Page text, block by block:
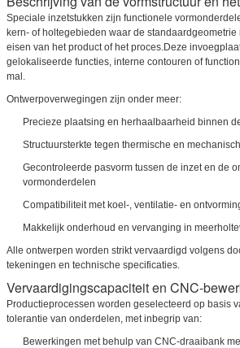
Speciale inzetstukken zijn functionele
kern- of holtegebieden waar de
eisen van het product of het proces.Deze
gelokaliseerde functies, interne contouren of
mal.
Ontwerpoverwegingen zijn onder meer:
Precieze plaatsing en herhaalbaarheid binnen
Structuursterkte tegen thermische en
Gecontroleerde pasvorm tussen de inzet en de
vormonderdelen
Compatibiliteit met koel-, ventilatie- en
Makkelijk onderhoud en vervanging in
Alle ontwerpen worden strikt vervaardigd volgens
tekeningen en technische specificaties.
Vervaardigingscapaciteit en CNC-
Productieprocessen worden geselecteerd op basis
tolerantie van onderdelen, met inbegrip van:
Bewerkingen met behulp van CNC-draaibank